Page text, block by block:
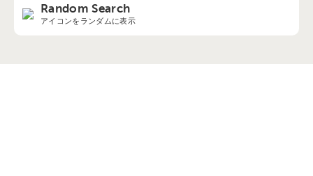
Random Search
アイコンをランダムに表示